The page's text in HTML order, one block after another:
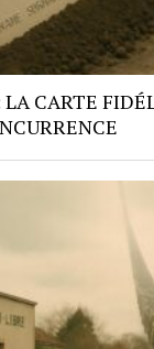
LA CARTE